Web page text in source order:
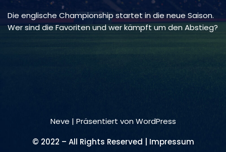
Die englische Championship startet in die neue Saison.
Wer sind die Favoriten und wer kämpft um den Abstieg?
Neve | Präsentiert vonWordPress
© 2022 – All Rights Reserved | Impressum